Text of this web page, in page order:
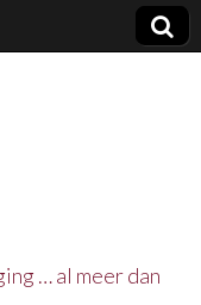
… al meer dan